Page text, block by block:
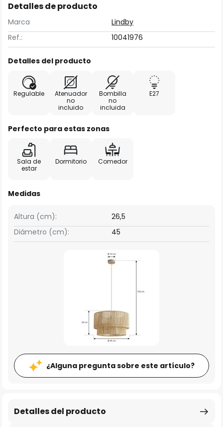
Detalles de producto
Marca
Lindby
Ref.:
10041976
Detalles del producto
Regulable
Atenuador
no
incluido
Bombilla
no
incluida
E27
Perfecto para estas zonas
Sala de
estar
Dormitorio Comedor
Medidas
Altura (cm):
26,5
Diámetro (cm):
45
¿Alguna pregunta sobre este artículo?
Detalles del producto